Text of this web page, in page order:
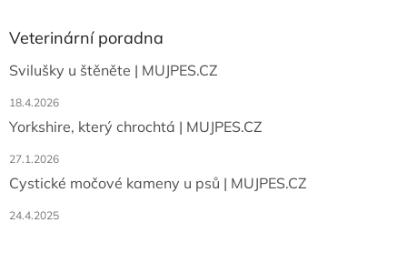
aVeterinární poradna
Svilušky u štěněte | MUJPES.CZ
18.4.2026
Yorkshire, který chrochtá | MUJPES.CZ
27.1.2026
Cystické močové kameny u psů | MUJPES.CZ
24.4.2025